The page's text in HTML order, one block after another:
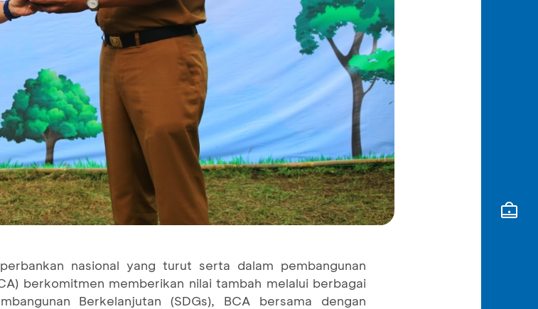
nasional yang turut serta dalam pembangunan
berkomitmen memberikan nilai tambah melalui berbagai
Berkelanjutan (SDGs), BCA bersama dengan